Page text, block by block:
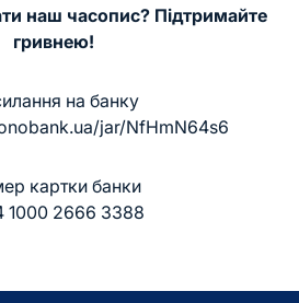
наш часопис? Підтримайте
гривнею!
на банку
jar/NfHmN64s6
картки банки
1000 2666 3388